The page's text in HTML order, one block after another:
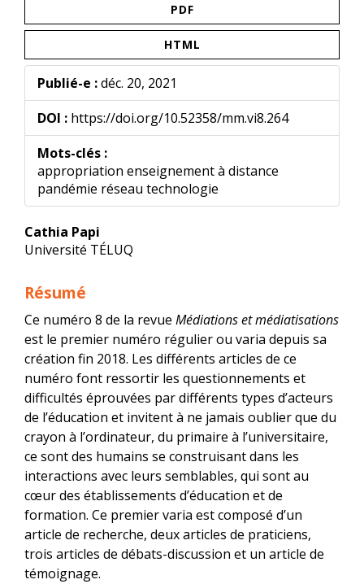
PDF
HTML
Publié-e :déc. 20, 2021
DOI : https://doi.org/10.52358/mm.vi8.264
Mots-clés :
appropriation enseignement à distance
pandémie réseau technologie
Contenu
principal
l'article
Cathia Papi
Université TÉLUQ
Résumé
Ce numéro 8 de la revue Médiations et médiatisations
est le premier numéro régulier ou varia depuis sa
création fin 2018. Les différents articles de ce
numéro font ressortir les questionnements et
difficultés éprouvées par différents types d’acteurs
de l’éducation et invitent à ne jamais oublier que du
crayon à l’ordinateur, du primaire à l’universitaire,
ce sont des humains se construisant dans les
interactions avec leurs semblables, qui sont au
cœur des établissements d’éducation et de
formation. Ce premier varia est composé d’un
article de recherche, deux articles de praticiens,
trois articles de débats-discussion et un article de
témoignage.